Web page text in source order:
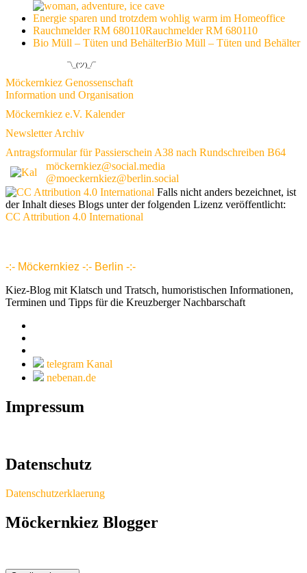
Energie sparen und trotzdem wohlig warm im Homeoffice
Rauchmelder RM 680110Rauchmelder RM 680110
Bio Müll – Tüten und BehälterBio Müll – Tüten und Behälter
¯\_(ツ)_/¯
Möckernkiez Genossenschaft
Information und Organisation
Möckernkiez e.V. Kalender
Newsletter Archiv
Antragsformular für Passierschein A38 nach Rundschreiben B64
möckernkiez@social.media
@moeckernkiez@berlin.social
Falls nicht anders bezeichnet, ist
der Inhalt dieses Blogs unter der folgenden Lizenz veröffentlicht:
CC Attribution 4.0 International
-:- Möckernkiez -:- Berlin -:-
Kiez-Blog mit Klatsch und Tratsch, humoristischen Informationen,
Terminen und Tipps für die Kreuzberger Nachbarschaft
telegram Kanal
nebenan.de
Impressum
Datenschutz
Datenschutzerklaerung
Möckernkiez Blogger